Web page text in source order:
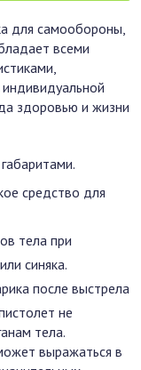
для самообороны,
всеми
здоровью и жизни
средство для
тела при
синяка.
после выстрела
не
тела.
выражаться в